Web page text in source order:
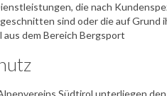
die nach
sind oder die auf
dem Bereich Bergsport
Südtirol unterliegen